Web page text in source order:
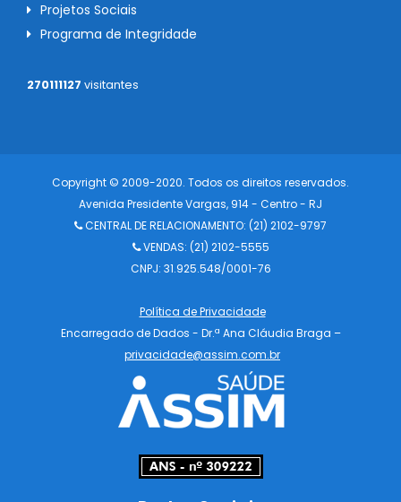
Projetos Sociais
Programa de Integridade
270111127 visitantes
Copyright © 2009-2020. Todos os direitos reservados.
Avenida Presidente Vargas, 914 - Centro - RJ
CENTRAL DE RELACIONAMENTO: (21) 2102-9797
VENDAS: (21) 2102-5555
CNPJ: 31.925.548/0001-76
Política de Privacidade
Encarregado de Dados - Dr.ª Ana Cláudia Braga –
privacidade@assim.com.br